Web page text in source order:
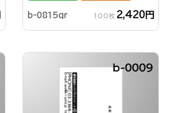
b-0815qr 100枚 2,420円
b-0009